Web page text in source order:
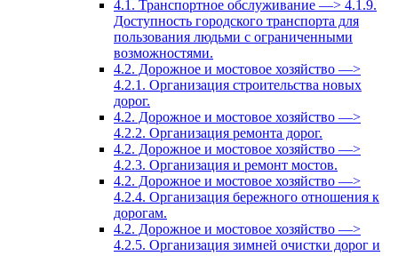
4.1. Транспортное обслуживание —> 4.1.9.
Доступность городского транспорта для
пользования людьми с ограниченными
возможностями.
4.2. Дорожное и мостовое хозяйство —>
4.2.1. Организация строительства новых
дорог.
4.2. Дорожное и мостовое хозяйство —>
4.2.2. Организация ремонта дорог.
4.2. Дорожное и мостовое хозяйство —>
4.2.3. Организация и ремонт мостов.
4.2. Дорожное и мостовое хозяйство —>
4.2.4. Организация бережного отношения к
дорогам.
4.2. Дорожное и мостовое хозяйство —>
4.2.5. Организация зимней очистки дорог и